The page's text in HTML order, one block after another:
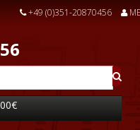
+49 (0)351-20870456